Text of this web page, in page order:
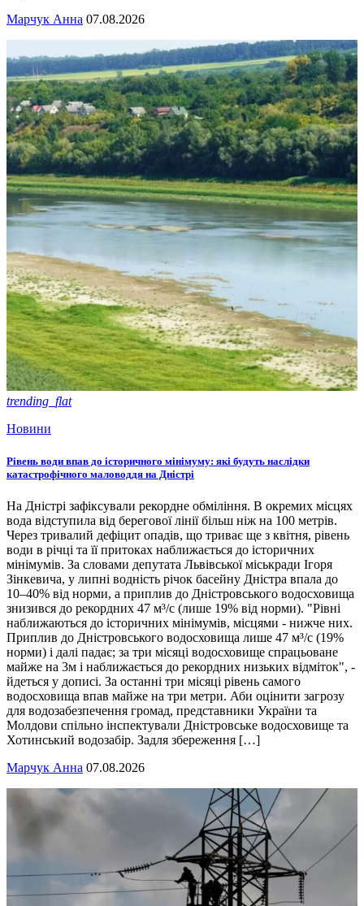
Марчук Анна 07.08.2026
trending_flat
Новини
Рівень води впав до історичного мінімуму: які будуть наслідки
катастрофічного маловоддя на Дністрі
На Дністрі зафіксували рекордне обміління. В окремих місцях
вода відступила від берегової лінії більш ніж на 100 метрів.
Через тривалий дефіцит опадів, що триває ще з квітня, рівень
води в річці та її притоках наближається до історичних
мінімумів. За словами депутата Львівської міськради Ігоря
Зінкевича, у липні водність річок басейну Дністра впала до
10–40% від норми, а приплив до Дністровського водосховища
знизився до рекордних 47 м³/с (лише 19% від норми). "Рівні
наближаються до історичних мінімумів, місцями - нижче них.
Приплив до Дністровського водосховища лише 47 м³/с (19%
норми) і далі падає; за три місяці водосховище спрацьоване
майже на 3м і наближається до рекордних низьких відміток", -
йдеться у дописі. За останні три місяці рівень самого
водосховища впав майже на три метри. Аби оцінити загрозу
для водозабезпечення громад, представники України та
Молдови спільно інспектували Дністровське водосховище та
Хотинський водозабір. Задля збереження […]
Марчук Анна 07.08.2026